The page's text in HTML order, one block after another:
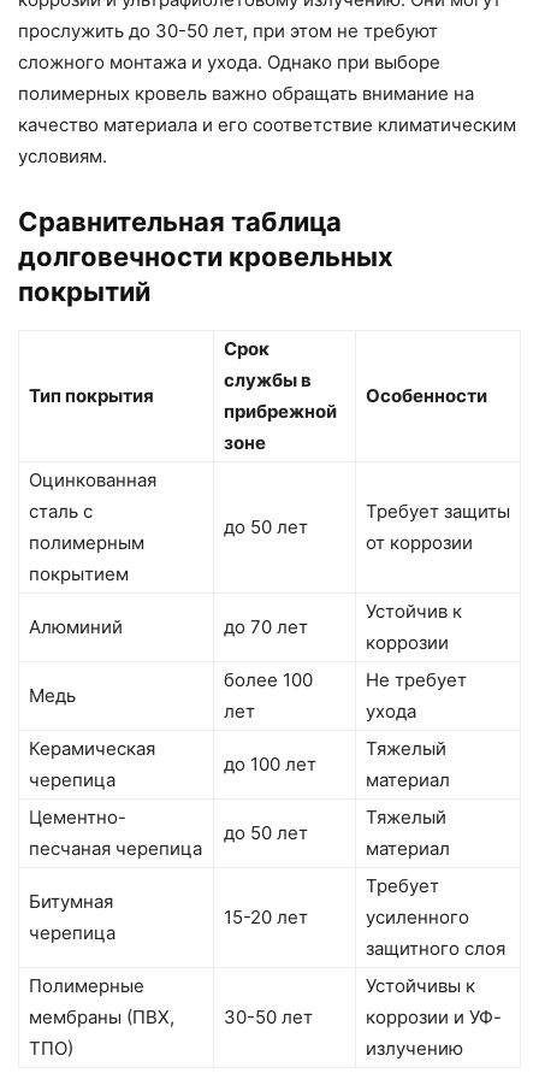
прослужить до 30-50 лет, при этом не требуют
сложного монтажа и ухода. Однако при выборе
полимерных кровель важно обращать внимание на
качество материала и его соответствие климатическим
условиям.
Сравнительная таблица
долговечности кровельных
покрытий
Тип покрытия
Срок
службы в
прибрежной
зоне
Особенности
Оцинкованная
сталь с
полимерным
покрытием
до 50 лет
Требует защиты
от коррозии
Алюминий до 70 лет
Устойчив к
коррозии
Медь
более 100
лет
Не требует
ухода
Керамическая
черепица
до 100 лет
Тяжелый
материал
Цементно-
песчаная черепица
до 50 лет
Тяжелый
материал
Битумная
черепица
15-20 лет
Требует
усиленного
защитного слоя
Полимерные
мембраны (ПВХ,
ТПО)
30-50 лет
Устойчивы к
коррозии и УФ-
излучению